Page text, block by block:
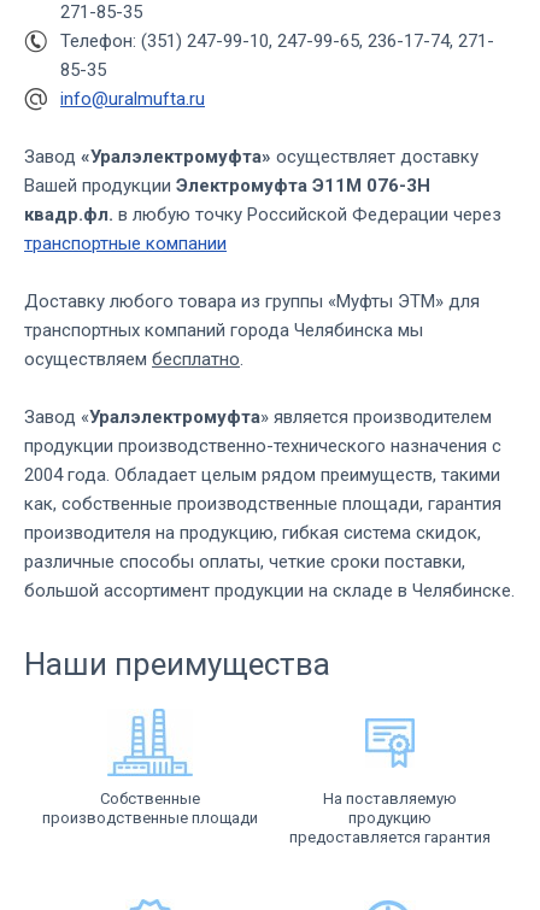
271-85-35
Телефон: (351) 247-99-10, 247-99-65, 236-17-74, 271-
85-35
info@uralmufta.ru
Завод «Уралэлектромуфта» осуществляет доставку
Вашей продукции Электромуфта Э11М 076-3Н
квадр.фл. в любую точку Российской Федерации через
транспортные компании
Доставку любого товара из группы «Муфты ЭТМ» для
транспортных компаний города Челябинска мы
осуществляем бесплатно.
Завод «Уралэлектромуфта» является производителем
продукции производственно-технического назначения с
2004 года. Обладает целым рядом преимуществ, такими
как, собственные производственные площади, гарантия
производителя на продукцию, гибкая система скидок,
различные способы оплаты, четкие сроки поставки,
большой ассортимент продукции на складе в Челябинске.
Наши преимущества
Собственные
производственные площади
На поставляемую
продукцию
предоставляется гарантия